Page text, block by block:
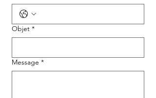
Objet *
Message *